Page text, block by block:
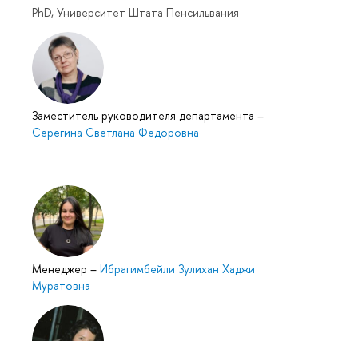
PhD, Университет Штата Пенсильвания
Заместитель руководителя департамента –
Серегина Светлана Федоровна
Менеджер – Ибрагимбейли Зулихан Хаджи
Муратовна